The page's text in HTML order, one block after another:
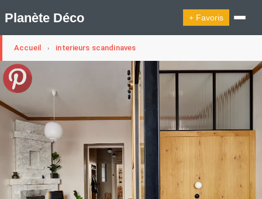
Planète Déco + Favoris
🛍︎ Shop Planète Déco ℹ︎ À propos
Appartement Design Cabanes
Decoration Noël
Design Suédois En Quelques Photos
Idées Déco En 10 Photos
La Semaine Décoration Et Design
Maison En Ville
Méli-Mélo Suédois
Publi Reportage
Tendance
Interieurs Scandinaves
La Décoration Selon Votre Signe Astrologique
Accueil › interieurs scandinaves